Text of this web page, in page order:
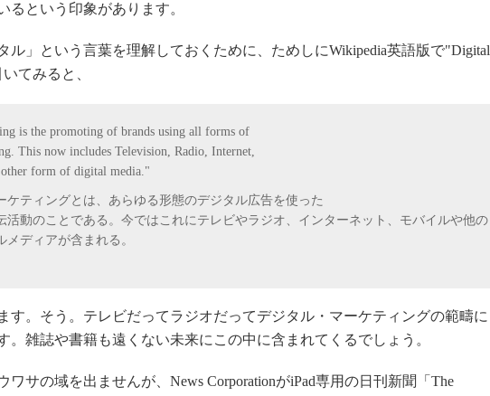
るという印象があります。
ル」という言葉を理解しておくために、ためしにWikipedia英語版で"Digital
てみると、
is the promoting of brands using all forms of
This now includes Television, Radio, Internet,
form of digital media."
ケティングとは、あらゆる形態のデジタル広告を使った
活動のことである。今ではこれにテレビやラジオ、インターネット、モバイルや他の
メディアが含まれる。
す。そう。テレビだってラジオだってデジタル・マーケティングの範疇に
。雑誌や書籍も遠くない未来にこの中に含まれてくるでしょう。
ワサの域を出ませんが、News CorporationがiPad専用の日刊新聞「The